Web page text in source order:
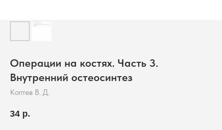
Операции на костях. Часть 3.
Внутренний остеосинтез
Коптев В. Д.
34 р.